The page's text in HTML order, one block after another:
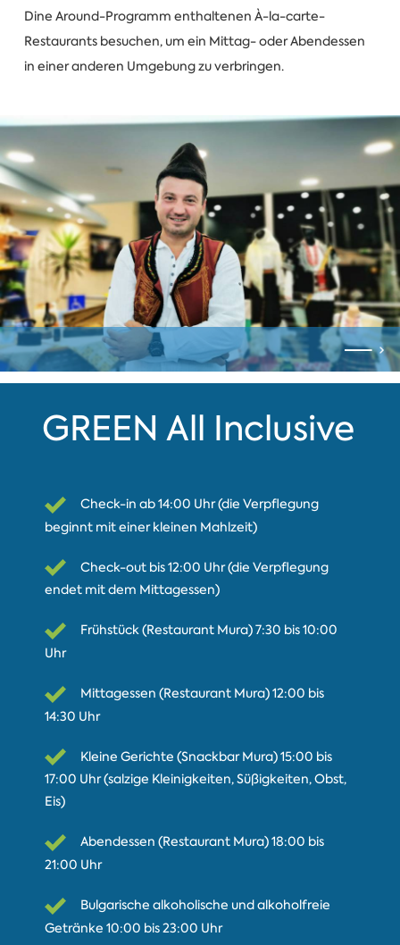
Dine Around-Programm enthaltenen À-la-carte-
Restaurants besuchen, um ein Mittag- oder Abendessen
in einer anderen Umgebung zu verbringen.
GREEN All Inclusive
Check-in ab 14:00 Uhr (die Verpflegung
beginnt mit einer kleinen Mahlzeit)
Check-out bis 12:00 Uhr (die Verpflegung
endet mit dem Mittagessen)
Frühstück (Restaurant Mura) 7:30 bis 10:00
Uhr
Mittagessen (Restaurant Mura) 12:00 bis
14:30 Uhr
Kleine Gerichte (Snackbar Mura) 15:00 bis
17:00 Uhr (salzige Kleinigkeiten, Süßigkeiten, Obst,
Eis)
Abendessen (Restaurant Mura) 18:00 bis
21:00 Uhr
Bulgarische alkoholische und alkoholfreie
Getränke 10:00 bis 23:00 Uhr